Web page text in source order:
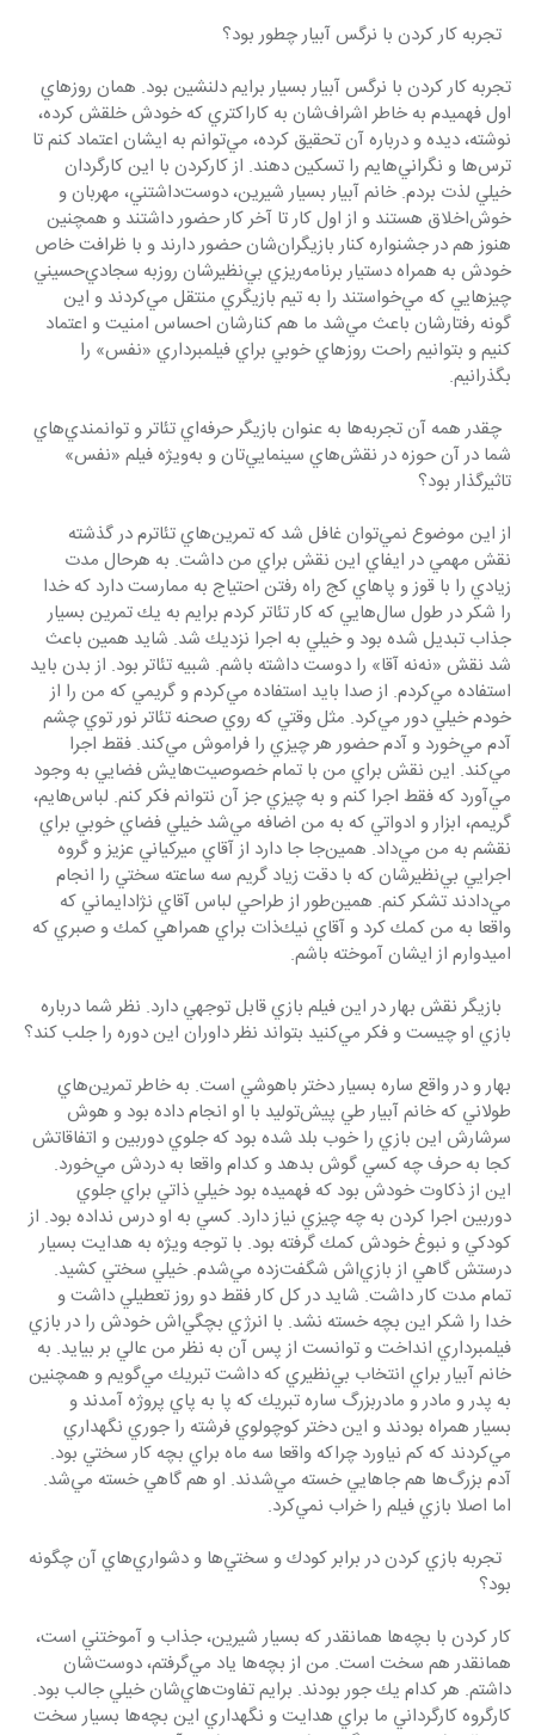
تجربه كار كردن با نرگس آبيار چطور بود؟
تجربه كار كردن با نرگس آبيار بسيار برايم دلنشين بود. همان روزهاي
اول فهميدم به خاطر اشراف‌‌شان به كاراكتري كه خودش خلقش كرده،
نوشته، ديده و درباره آن تحقيق كرده، مي‌توانم به ايشان اعتماد كنم تا
ترس‌ها و نگراني‌هايم را تسكين دهند. از كاركردن با اين كارگردان
خيلي لذت بردم. خانم آبيار بسيار شيرين، دوست‌داشتني، مهربان و
خوش‌اخلاق هستند و از اول كار تا آخر كار حضور داشتند و همچنين
هنوز هم در جشنواره كنار بازيگران‌شان حضور دارند و با ظرافت خاص
خودش به همراه دستيار برنامه‌ريزي بي‌نظيرشان روزبه سجادي‌حسيني
چيزهايي كه مي‌خواستند را به تيم بازيگري منتقل مي‌كردند و اين
گونه رفتارشان باعث مي‌شد ما هم كنارشان احساس امنيت و اعتماد
كنيم و بتوانيم راحت روزهاي خوبي براي فيلمبرداري «نفس» را
بگذرانيم.
چقدر همه آن تجربه‌ها به عنوان بازيگر حرفه‌اي تئاتر و توانمندي‌هاي
شما در آن حوزه در نقش‌هاي سينمايي‌تان و به‌ويژه فيلم «نفس»
تاثيرگذار بود؟
از اين موضوع نمي‌توان غافل شد كه تمرين‌هاي تئاترم در گذشته
نقش مهمي در ايفاي اين نقش براي من داشت. به هرحال مدت
زيادي را با قوز و پاهاي كج راه رفتن احتياج به ممارست دارد كه خدا
را شكر در طول سال‌هايي كه كار تئاتر كردم برايم به يك تمرين بسيار
جذاب تبديل شده بود و خيلي به اجرا نزديك شد. شايد همين باعث
شد نقش «نه‌نه آقا» را دوست داشته باشم. شبيه تئاتر بود. از بدن بايد
استفاده مي‌كردم. از صدا بايد استفاده مي‌كردم و گريمي كه من را از
خودم خيلي دور مي‌كرد. مثل وقتي كه روي صحنه تئاتر نور توي چشم
آدم مي‌خورد و آدم حضور هر چيزي را فراموش مي‌كند. فقط اجرا
مي‌كند. اين نقش براي من با تمام خصوصيت‌هايش فضايي به وجود
مي‌آورد كه فقط اجرا كنم و به چيزي جز آن نتوانم فكر كنم. لباس‌هايم،
گريمم، ابزار و ادواتي كه به من اضافه مي‌شد خيلي فضاي خوبي براي
نقشم به من مي‌داد. همين‌جا جا دارد از آقاي ميركياني عزيز و گروه
اجرايي بي‌نظيرشان كه با دقت زياد گريم سه ساعته سختي را انجام
مي‌دادند تشكر كنم. همين‌طور از طراحي لباس آقاي نژادايماني كه
واقعا به من كمك كرد و آقاي نيك‌ذات براي همراهي كمك و صبري كه
اميدوارم از ايشان آموخته باشم.
بازيگر نقش بهار در اين فيلم بازي قابل توجهي دارد. نظر شما درباره
بازي او چيست و فكر مي‌كنيد بتواند نظر داوران اين دوره را جلب كند؟
بهار و در واقع ساره بسيار دختر باهوشي است. به خاطر تمرين‌هاي
طولاني كه خانم آبيار طي پيش‌توليد با او انجام داده بود و هوش
سرشارش اين بازي را خوب بلد شده بود كه جلوي دوربين و اتفاقاتش
كجا به حرف چه كسي گوش بدهد و كدام واقعا به دردش مي‌خورد.
اين از ذكاوت خودش بود كه فهميده بود خيلي ذاتي براي جلوي
دوربين اجرا كردن به چه چيزي نياز دارد. كسي به او درس نداده بود. از
كودكي و نبوغ خودش كمك گرفته بود. با توجه ويژه به هدايت بسيار
درستش گاهي از بازي‌اش شگفت‌زده مي‌شدم. خيلي سختي كشيد.
تمام مدت كار داشت. شايد در كل كار فقط دو روز تعطيلي داشت و
خدا را شكر اين بچه خسته نشد. با انرژي بچگي‌اش خودش را در بازي
فيلمبرداري انداخت و توانست از پس آن به نظر من عالي بر بيايد. به
خانم آبيار براي انتخاب بي‌نظيري كه داشت تبريك مي‌گويم و همچنين
به پدر و مادر و مادربزرگ ساره تبريك كه پا به پاي پروژه آمدند و
بسيار همراه بودند و اين دختر كوچولوي فرشته‌ را جوري نگهداري
مي‌كردند كه كم نياورد چراكه واقعا سه ماه براي بچه كار سختي بود.
آدم بزرگ‌ها هم جاهايي خسته مي‌شدند. او هم گاهي خسته مي‌شد.
اما اصلا بازي فيلم را خراب نمي‌كرد.
تجربه بازي كردن در برابر كودك و سختي‌ها و دشواري‌هاي آن چگونه
بود؟
كار كردن با بچه‌ها همانقدر كه بسيار شيرين، جذاب و آموختني است،
همانقدر هم سخت است. من از بچه‌ها ياد مي‌گرفتم، دوست‌شان
داشتم. هر كدام يك جور بودند. برايم تفاوت‌هاي‌شان خيلي جالب بود.
كارگروه كارگرداني ما براي هدايت و نگهداري اين بچه‌ها بسيار سخت